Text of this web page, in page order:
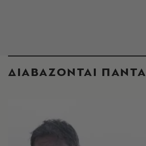
ΔΙΑΒΑΖΟΝΤΑΙ ΠΑΝΤΑ